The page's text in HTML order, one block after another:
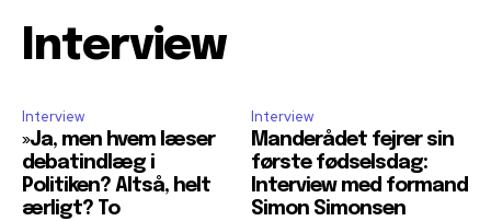
Interview
Interview
»Ja, men hvem læser
debatindlæg i
Politiken? Altså, helt
ærligt? To
Interview
Manderådet fejrer sin
første fødselsdag:
Interview med formand
Simon Simonsen